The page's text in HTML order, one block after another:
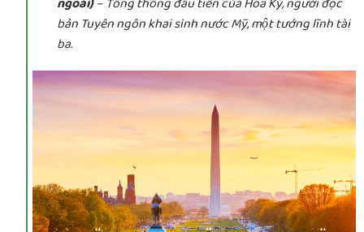
bản Tuyên ngôn khai sinh nước Mỹ, một tướng lĩnh tài
ba.